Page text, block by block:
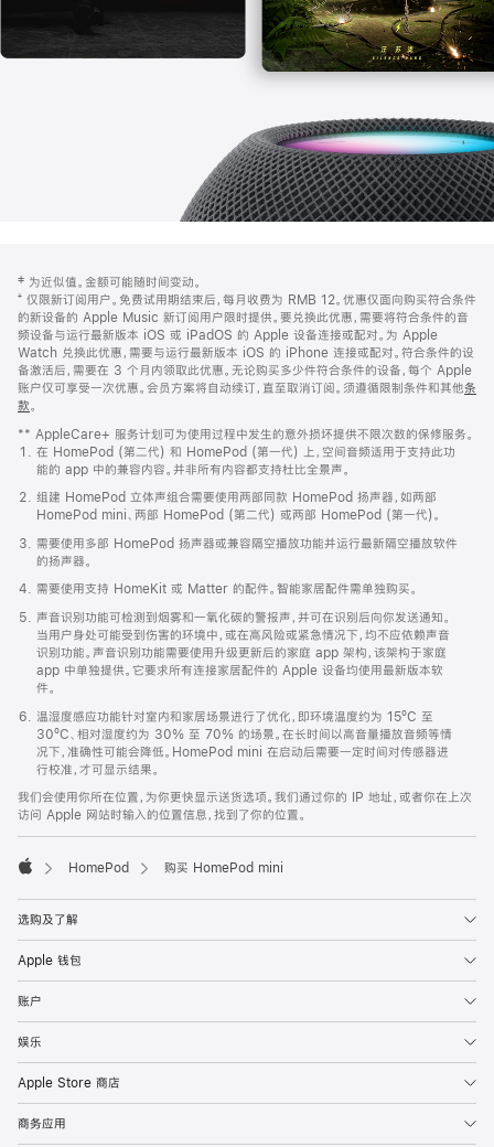
页
页
脚
注
‡ 为近似值。金额可能随时间变动。
⁺ 仅限新订阅用户。免费试用期结束后，每月收费为 RMB 12。优惠仅面向购买符合条件
的新设备的 Apple Music 新订阅用户限时提供。要兑换此优惠，需要将符合条件的音
频设备与运行最新版本 iOS 或 iPadOS 的 Apple 设备连接或配对。为 Apple
Watch 兑换此优惠，需要与运行最新版本 iOS 的 iPhone 连接或配对。符合条件的设
备激活后，需要在 3 个月内领取此优惠。无论购买多少件符合条件的设备，每个 Apple
账户仅可享受一次优惠。会员方案将自动续订，直至取消订阅。须遵循限制条件和其他条
款。
窗
口
中
打
开)
** AppleCare+ 服务计划可为使用过程中发生的意外损坏提供不限次数的保修服务。
在 HomePod (第二代) 和 HomePod (第一代) 上，空间音频适用于支持此功
能的 app 中的兼容内容。并非所有内容都支持杜比全景声。
组建 HomePod 立体声组合需要使用两部同款 HomePod 扬声器，如两部
HomePod mini、两部 HomePod (第二代) 或两部 HomePod (第一代)。
需要使用多部 HomePod 扬声器或兼容隔空播放功能并运行最新隔空播放软件
的扬声器。
需要使用支持 HomeKit 或 Matter 的配件。智能家居配件需单独购买。
声音识别功能可检测到烟雾和一氧化碳的警报声，并可在识别后向你发送通知。
当用户身处可能受到伤害的环境中，或在高风险或紧急情况下，均不应依赖声音
识别功能。声音识别功能需要使用升级更新后的家庭 app 架构，该架构于家庭
app 中单独提供。它要求所有连接家居配件的 Apple 设备均使用最新版本软
件。
温湿度感应功能针对室内和家居场景进行了优化，即环境温度约为 15ºC 至
30ºC、相对湿度约为 30% 至 70% 的场景。在长时间以高音量播放音频等情
况下，准确性可能会降低。HomePod mini 在启动后需要一定时间对传感器进
行校准，才可显示结果。
我们会使用你所在位置，为你更快显示送货选项。我们通过你的 IP 地址，或者你在上次
访问 Apple 网站时输入的位置信息，找到了你的位置。
HomePod 购买 HomePod mini
选购及了解
Apple 钱包
账户
娱乐
Apple Store 商店
商务应用